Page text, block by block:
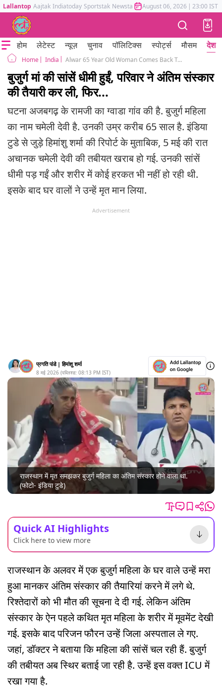
Lallantop Aajtak Indiatoday Sportstak Newstak Mumbai Tak Astrotak
August 06, 2026 | 23:00 IST
होम लेटेस्ट न्यूज़ चुनाव पॉलिटिक्स स्पोर्ट्स मौसम देश
Home India Alwar 65 Year Old Woman Comes Back To Life Before Funeral Rajasthan
बुजुर्ग मां की सांसें धीमी हुईं, परिवार ने अंतिम संस्कार
की तैयारी कर ली, फिर...
घटना अजबगढ़ के रामजी का ग्वाडा गांव की है. बुजुर्ग महिला
का नाम चमेली देवी है. उनकी उम्र करीब 65 साल है. इंडिया
टुडे से जुड़े हिमांशु शर्मा की रिपोर्ट के मुताबिक, 5 मई की रात
अचानक चमेली देवी की तबीयत खराब हो गई. उनकी सांसें
धीमी पड़ गईं और शरीर में कोई हरकत भी नहीं हो रही थी.
इसके बाद घर वालों ने उन्हें मृत मान लिया.
Advertisement
प्रगति पांडे | हिमांशु शर्मा
8 मई 2026 (पब्लिश्ड: 08:13 PM IST)
राजस्थान में मृत समझकर बुजुर्ग महिला का अंतिम संस्कार होने वाला था.
(फोटो- इंडिया टुडे)
Quick AI Highlights
Click here to view more
राजस्थान के अलवर में एक बुजुर्ग महिला के घर वाले उन्हें मरा
हुआ मानकर अंतिम संस्कार की तैयारियां करने में लगे थे.
रिश्तेदारों को भी मौत की सूचना दे दी गई. लेकिन अंतिम
संस्कार के ऐन पहले कथित मृत महिला के शरीर में मूवमेंट देखी
गई. इसके बाद परिजन फौरन उन्हें जिला अस्पताल ले गए.
जहां, डॉक्टर ने बताया कि महिला की सांसें चल रही हैं. बुजुर्ग
की तबीयत अब स्थिर बताई जा रही है. उन्हें इस वक्त ICU में
रखा गया है.